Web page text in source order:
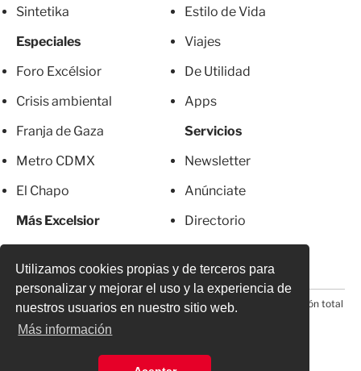
Utilizamos cookies propias y de terceros para
personalizar y mejorar el uso y la experiencia de
nuestros usuarios en nuestro sitio web.
Más información
Sintetika
Especiales
Foro Excélsior
Crisis ambiental
Franja de Gaza
Metro CDMX
El Chapo
Más Excelsior
Estilo de Vida
Viajes
De Utilidad
Apps
Servicios
Newsletter
Anúnciate
Directorio
© 2026 Todos los derechos reservados. Prohibida la reproducción total
o parcial, incluyendo cualquier medio electrónico*